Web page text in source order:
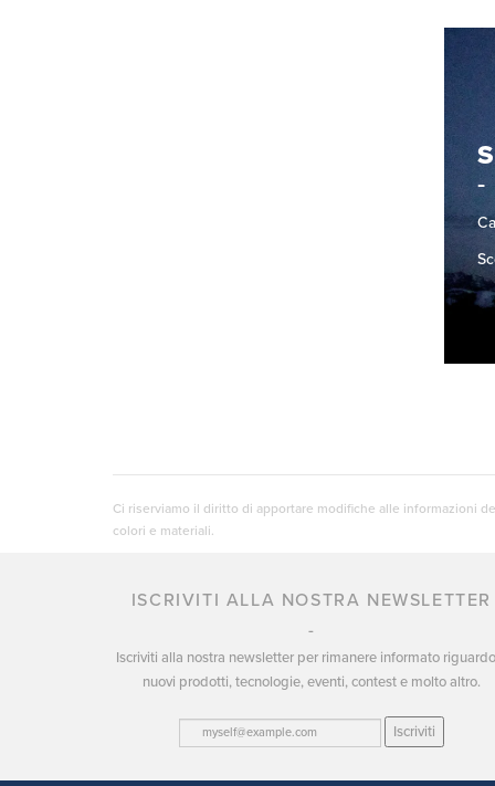
Ci riserviamo il diritto di apportare modifiche alle informazioni
colori e materiali.
ISCRIVITI ALLA NOSTRA NEWSLETTER
Iscriviti alla nostra newsletter per rimanere informato
nuovi prodotti, tecnologie, eventi, contest e molto altro.
Iscriviti